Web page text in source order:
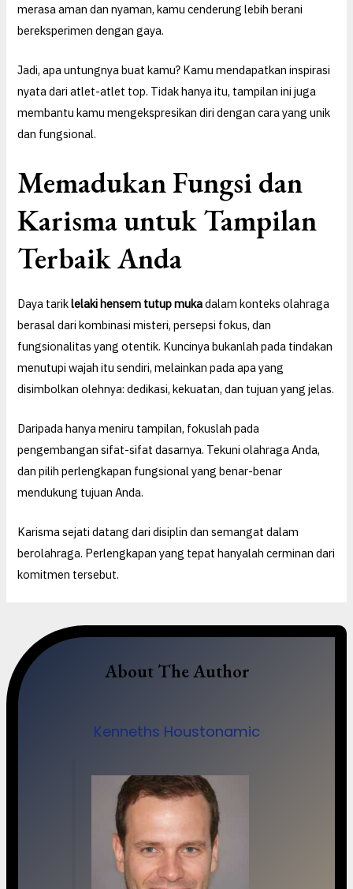
merasa aman dan nyaman, kamu cenderung lebih berani
bereksperimen dengan gaya.
Jadi, apa untungnya buat kamu? Kamu mendapatkan inspirasi
nyata dari atlet-atlet top. Tidak hanya itu, tampilan ini juga
membantu kamu mengekspresikan diri dengan cara yang unik
dan fungsional.
Memadukan Fungsi dan
Karisma untuk Tampilan
Terbaik Anda
Daya tariklelaki hensem tutup mukadalam konteks olahraga
berasal dari kombinasi misteri, persepsi fokus, dan
fungsionalitas yang otentik. Kuncinya bukanlah pada tindakan
menutupi wajah itu sendiri, melainkan pada apa yang
disimbolkan olehnya: dedikasi, kekuatan, dan tujuan yang jelas.
Daripada hanya meniru tampilan, fokuslah pada
pengembangan sifat-sifat dasarnya. Tekuni olahraga Anda,
dan pilih perlengkapan fungsional yang benar-benar
mendukung tujuan Anda.
Karisma sejati datang dari disiplin dan semangat dalam
berolahraga. Perlengkapan yang tepat hanyalah cerminan dari
komitmen tersebut.
About The Author
Kenneths Houstonamic